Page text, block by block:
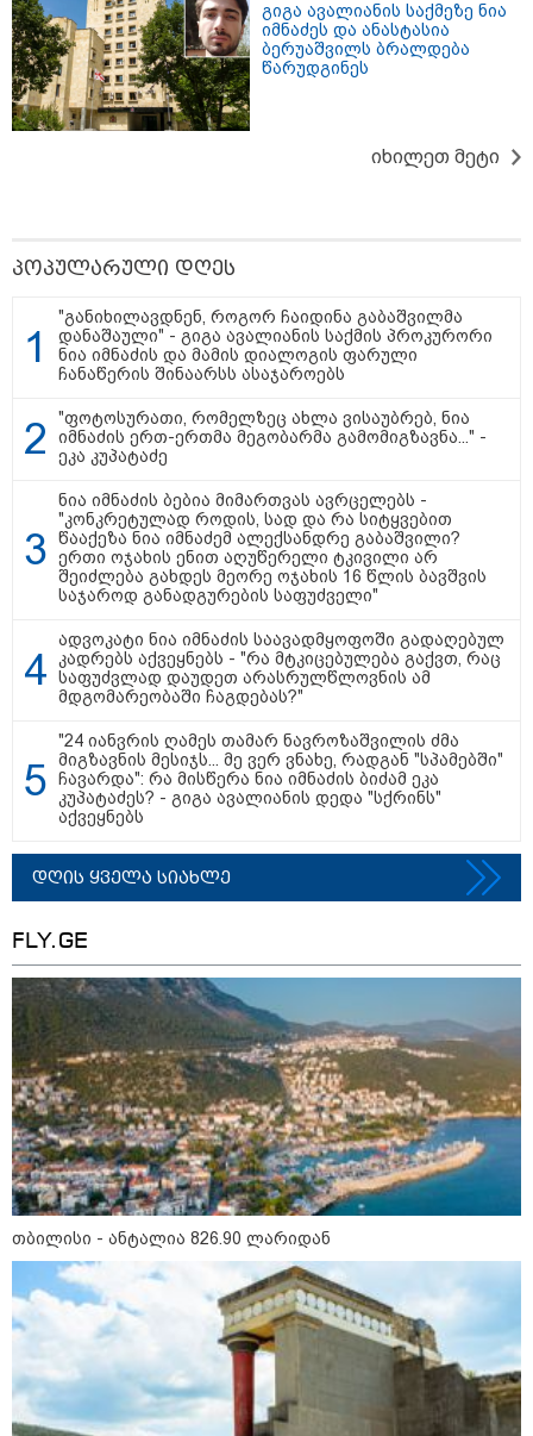
წელიწადნახევარში საქართველოში 164
ეძებენ
თბილისის ზღვაზე 17 წლის ბიჭი
დაიხრჩო - ცნობილი ხდება მისი
12:27 / 09-08-2026
წალენჯიხის არტ-მეურნეობაში,
ნიკო კვარაცხელიას სახელობის
IT სკოლის კურსამთავრებულებს
სერტიფიკატები გადაეცათ
11:59 / 09-08-2026
ხანძარი ლილო-მარტყოფის
გზაზე - რა ვითარებაა ადგილზე
ამ წუთებში? (ვიდეო)
ასეთ არარომანტიკულ ფაზაში
შევიდოდა" - თეონა კონტრიძე
ქორწინებიდან 18 წლის თავზე
ქმარს ემოციურ "პოსტს" უძღვნის
კატეგორიის ყველა სიახლე
მკითხველის რჩევით
გიგა ავალიანის საქმეზე ნია
იმნაძეს და ანასტასია
ბერუაშვილს ბრალდება
წარუდგინეს
იხილეთ მეტი
პოპულარული დღეს
"განიხილავდნენ, როგორ ჩაიდინა გაბაშვილმა
დანაშაული" - გიგა ავალიანის საქმის პროკურორი
ნია იმნაძის და მამის დიალოგის ფარული
ჩანაწერის შინაარსს ასაჯაროებს
"ფოტოსურათი, რომელზეც ახლა ვისაუბრებ, ნია
იმნაძის ერთ-ერთმა მეგობარმა გამომიგზავნა..." -
ეკა კუპატაძე
ნია იმნაძის ბებია მიმართვას ავრცელებს -
"კონკრეტულად როდის, სად და რა სიტყვებით
წააქეზა ნია იმნაძემ ალექსანდრე გაბაშვილი?
ერთი ოჯახის ენით აღუწერელი ტკივილი არ
შეიძლება გახდეს მეორე ოჯახის 16 წლის ბავშვის
საჯაროდ განადგურების საფუძველი"
ადვოკატი ნია იმნაძის საავადმყოფოში გადაღებულ
კადრებს აქვეყნებს - "რა მტკიცებულება გაქვთ, რაც
საფუძვლად დაუდეთ არასრულწლოვნის ამ
მდგომარეობაში ჩაგდებას?"
"24 იანვრის ღამეს თამარ ნავროზაშვილის ძმა
მიგზავნის მესიჯს... მე ვერ ვნახე, რადგან "სპამებში"
ჩავარდა": რა მისწერა ნია იმნაძის ბიძამ ეკა
კუპატაძეს? - გიგა ავალიანის დედა "სქრინს"
აქვეყნებს
დღის ყველა სიახლე
FLY.GE
თბილისი - ანტალია 826.90 ლარიდან